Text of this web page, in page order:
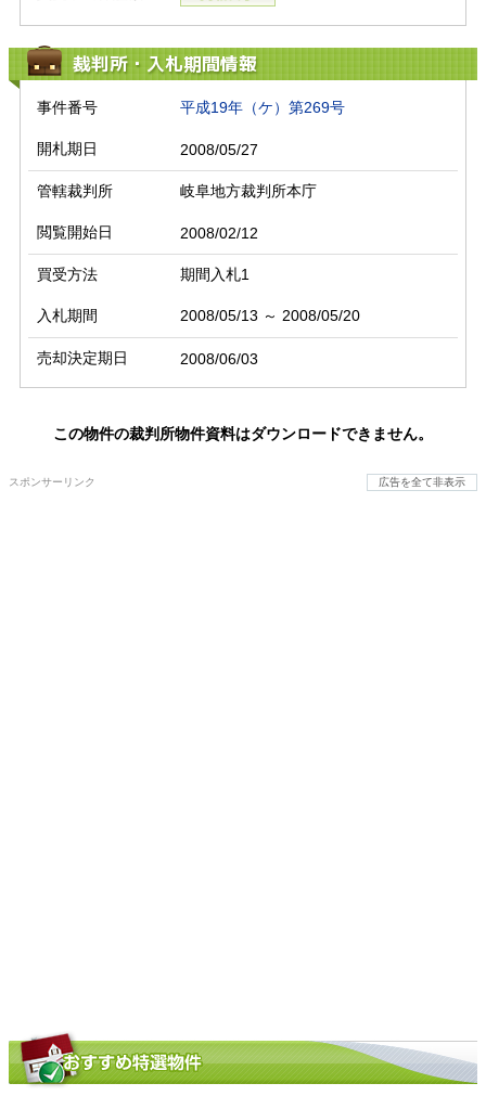
裁判所・入札期間情報
事件番号 平成19年（ケ）第269号
開札期日 2008/05/27
管轄裁判所 岐阜地方裁判所本庁
閲覧開始日 2008/02/12
買受方法 期間入札1
入札期間 2008/05/13 ～ 2008/05/20
売却決定期日 2008/06/03
この物件の裁判所物件資料はダウンロードできません。
スポンサーリンク 広告を全て非表示